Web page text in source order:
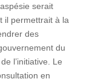
serait
il permettrait à la
des
du
l’initiative. Le
en